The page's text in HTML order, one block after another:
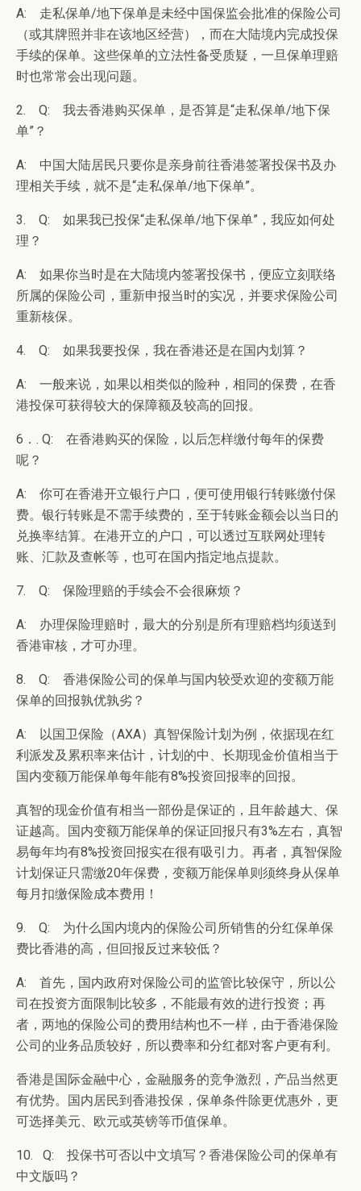
A: 走私保单/地下保单是未经中国保监会批准的保险公司
（或其牌照并非在该地区经营），而在大陆境内完成投保
手续的保单。这些保单的立法性备受质疑，一旦保单理赔
时也常常会出现问题。
2. Q: 我去香港购买保单，是否算是“走私保单/地下保
单”？
A: 中国大陆居民只要你是亲身前往香港签署投保书及办
理相关手续，就不是“走私保单/地下保单”。
3. Q: 如果我已投保“走私保单/地下保单”，我应如何处
理？
A: 如果你当时是在大陆境内签署投保书，便应立刻联络
所属的保险公司，重新申报当时的实况，并要求保险公司
重新核保。
4. Q: 如果我要投保，我在香港还是在国内划算？
A: 一般来说，如果以相类似的险种，相同的保费，在香
港投保可获得较大的保障额及较高的回报。
6．. Q: 在香港购买的保险，以后怎样缴付每年的保费
呢？
A: 你可在香港开立银行户口，便可使用银行转账缴付保
费。银行转账是不需手续费的，至于转账金额会以当日的
兑换率结算。在港开立的户口，可以透过互联网处理转
账、汇款及查帐等，也可在国内指定地点提款。
7. Q: 保险理赔的手续会不会很麻烦？
A: 办理保险理赔时，最大的分别是所有理赔档均须送到
香港审核，才可办理。
8. Q: 香港保险公司的保单与国内较受欢迎的变额万能
保单的回报孰优孰劣？
A: 以国卫保险（AXA）真智保险计划为例，依据现在红
利派发及累积率来估计，计划的中、长期现金价值相当于
国内变额万能保单每年能有8%投资回报率的回报。
真智的现金价值有相当一部份是保证的，且年龄越大、保
证越高。国内变额万能保单的保证回报只有3%左右，真智
易每年均有8%投资回报实在很有吸引力。再者，真智保险
计划保证只需缴20年保费，变额万能保单则须终身从保单
每月扣缴保险成本费用！
9. Q: 为什么国内境内的保险公司所销售的分红保单保
费比香港的高，但回报反过来较低？
A: 首先，国内政府对保险公司的监管比较保守，所以公
司在投资方面限制比较多，不能最有效的进行投资；再
者，两地的保险公司的费用结构也不一样，由于香港保险
公司的业务品质较好，所以费率和分红都对客户更有利。
香港是国际金融中心，金融服务的竞争激烈，产品当然更
有优势。国内居民到香港投保，保单条件除更优惠外，更
可选择美元、欧元或英镑等币值保单。
10. Q: 投保书可否以中文填写？香港保险公司的保单有
中文版吗？